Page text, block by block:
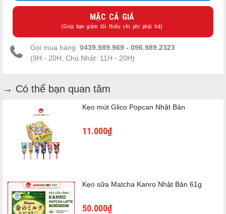
Ưu điểm nổi bật
MẶC CẢ GIÁ
(Giúp bạn giảm tối thiểu chi phí phải trả)
Gọi mua hàng: 0439.989.969 - 096.989.2323
(9H - 20H, Chủ Nhật: 11H - 20H)
→ Có thể bạn quan tâm
Kẹo mút Glico Popcan Nhật Bản
11.000₫
Kẹo sữa Matcha Kanro Nhật Bản 61g
50.000₫